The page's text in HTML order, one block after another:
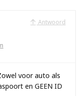
Antwoord
voor auto als
en GEEN ID